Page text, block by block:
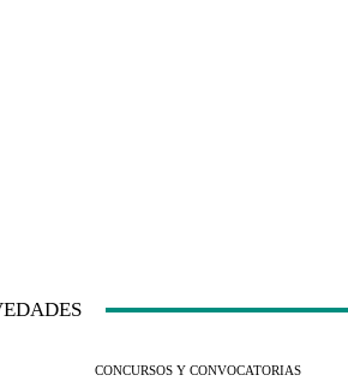
CONCURSOS Y CONVOCATORIAS